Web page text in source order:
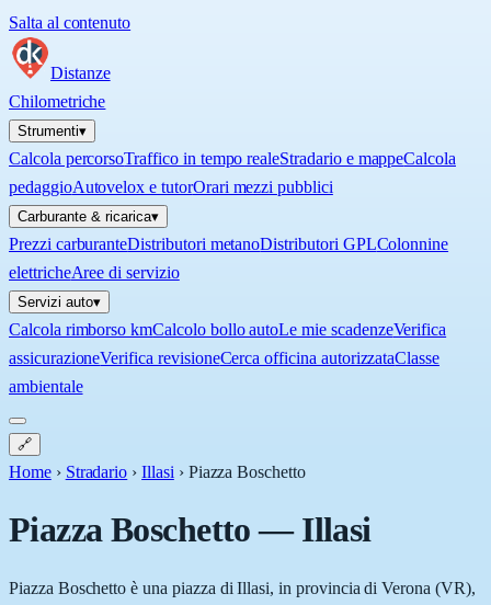
Salta al contenuto
Distanze
Chilometriche
Strumenti▾
Calcola percorsoTraffico in tempo realeStradario e mappeCalcola
pedaggioAutovelox e tutorOrari mezzi pubblici
Carburante & ricarica▾
Prezzi carburanteDistributori metanoDistributori GPLColonnine
elettricheAree di servizio
Servizi auto▾
Calcola rimborso kmCalcolo bollo autoLe mie scadenzeVerifica
assicurazioneVerifica revisioneCerca officina autorizzataClasse
ambientale
🔗
Home › Stradario › Illasi › Piazza Boschetto
Piazza Boschetto—Illasi
Piazza Boschetto è una piazza di Illasi, in provincia di Verona (VR),